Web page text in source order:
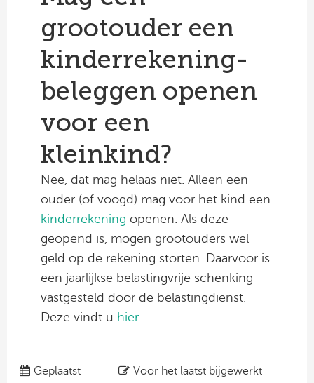
grootouder een
kinderrekening-
beleggen openen
voor een
kleinkind?
Nee, dat mag helaas niet. Alleen een
ouder (of voogd) mag voor het kind een
kinderrekening openen. Als deze
geopend is, mogen grootouders wel
geld op de rekening storten. Daarvoor is
een jaarlijkse belastingvrije schenking
vastgesteld door de belastingdienst.
Deze vindt u hier.
Geplaatst
Voor het laatst bijgewerkt